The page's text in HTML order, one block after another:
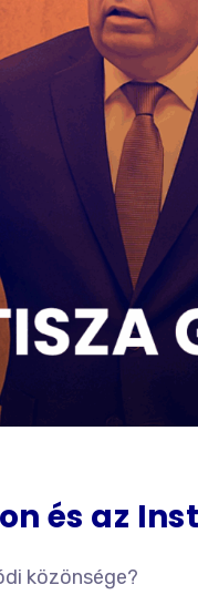
és az
közönsége?